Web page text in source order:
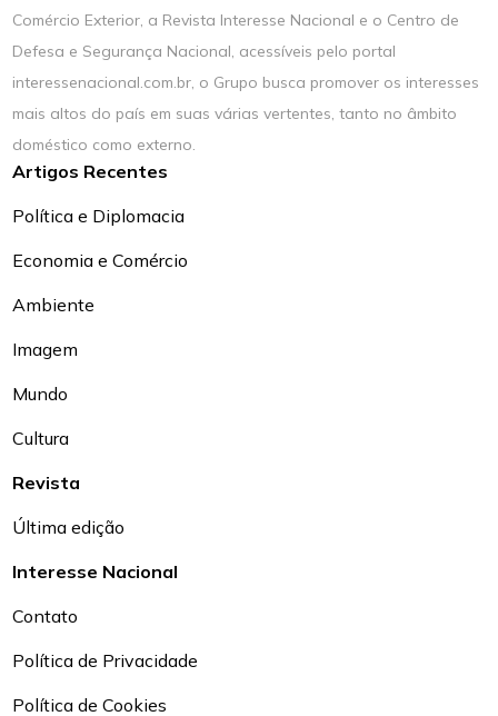
Comércio Exterior, a Revista Interesse Nacional e o Centro de
Defesa e Segurança Nacional, acessíveis pelo portal
interessenacional.com.br, o Grupo busca promover os interesses
mais altos do país em suas várias vertentes, tanto no âmbito
doméstico como externo.
Artigos Recentes
Política e Diplomacia
Economia e Comércio
Ambiente
Imagem
Mundo
Cultura
Revista
Última edição
Interesse Nacional
Contato
Política de Privacidade
Política de Cookies